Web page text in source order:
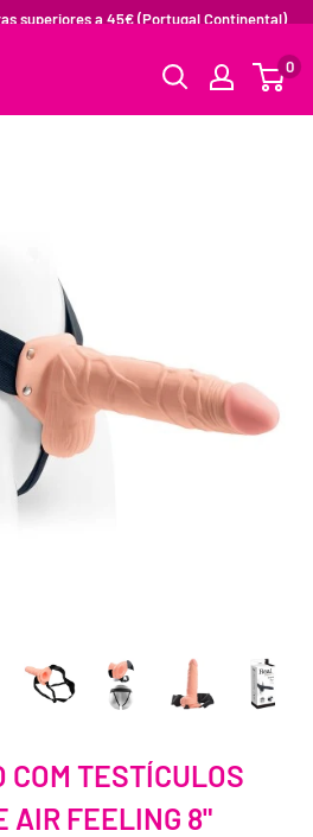
superiores a 45€ (Portugal Continental)
0
COM TESTÍCULOS
AIR FEELING 8"